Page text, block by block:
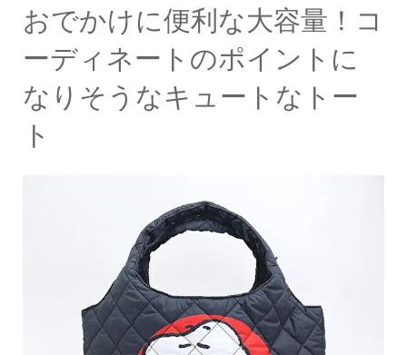
おでかけに便利な大容量！コ
ーディネートのポイントに
なりそうなキュートなトー
ト